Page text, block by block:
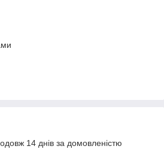
14 днів за домовленістю